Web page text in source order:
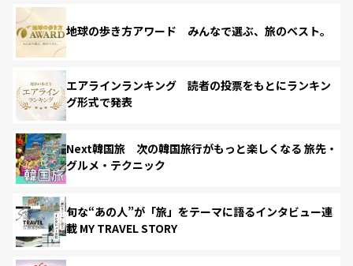
地球の歩き方アワード みんなで選ぶ、旅のベスト。
エアラインランキング 読者の投票をもとにランキン
グ形式で発表
Next韓国旅 次の韓国旅行がもっと楽しくなる 旅先・
グルメ・テクニック
旬な“あの人”が「旅」をテーマに語るインタビュー連
載 MY TRAVEL STORY